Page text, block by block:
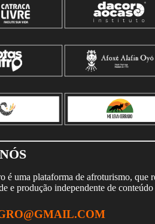
é uma plataforma de afroturismo, que
e produção independente de